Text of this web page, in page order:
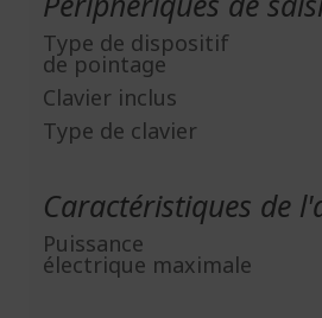
Type de dispositif
de pointage
Clavier inclus
Type de clavier
Caractéristiques de
Puissance
électrique maximale